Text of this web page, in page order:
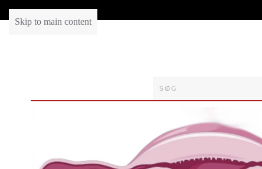
Skip to main content